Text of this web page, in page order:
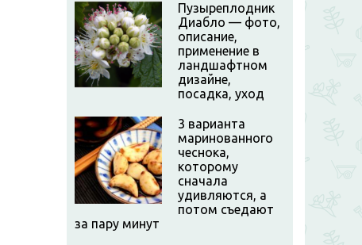
Пузыреплодник
Диабло — фото,
описание,
применение в
ландшафтном
дизайне,
посадка, уход
3 варианта
маринованного
чеснока,
которому
сначала
удивляются, а
потом съедают
за пару минут